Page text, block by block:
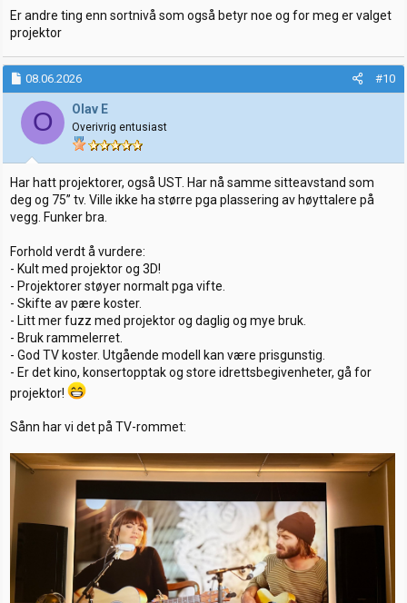
:
Er andre ting enn sortnivå som også betyr noe og for meg er valget
projektor
08.06.2026 #10
O Olav E
Overivrig entusiast
Har hatt projektorer, også UST. Har nå samme sitteavstand som
deg og 75’’ tv. Ville ikke ha større pga plassering av høyttalere på
vegg. Funker bra.
Forhold verdt å vurdere:
- Kult med projektor og 3D!
- Projektorer støyer normalt pga vifte.
- Skifte av pære koster.
- Litt mer fuzz med projektor og daglig og mye bruk.
- Bruk rammelerret.
- God TV koster. Utgående modell kan være prisgunstig.
- Er det kino, konsertopptak og store idrettsbegivenheter, gå for
projektor!
Sånn har vi det på TV-rommet: